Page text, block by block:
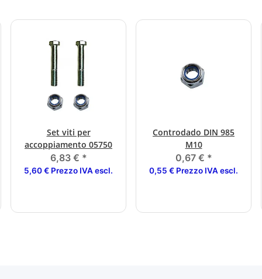
Set viti per
accoppiamento 05750
6,83 € *
5,60 € Prezzo IVA escl.
Controdado DIN 985
M10
0,67 € *
0,55 € Prezzo IVA escl.